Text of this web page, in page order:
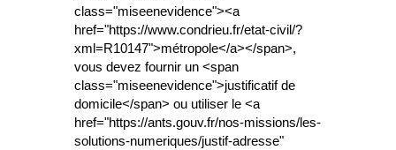
class="miseenevidence"><a
href="https://www.condrieu.fr/etat-civil/?
xml=R10147">métropole</a></span>,
vous devez fournir un <span
class="miseenevidence">justificatif de
domicile</span> ou utiliser le <a
href="https://ants.gouv.fr/nos-missions/les-
solutions-numeriques/justif-adresse"